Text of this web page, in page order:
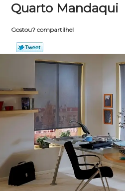
Quarto Mandaqui
Gostou? compartilhe!